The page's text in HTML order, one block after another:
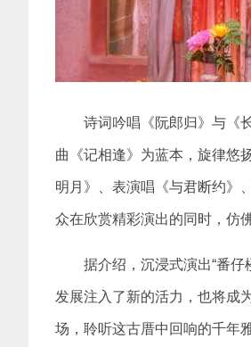
诗词吟唱《阮郎归》与《
曲《记相逢》为蓝本，旋律悠
明月》、表演唱《与君断约》
众在欣赏精彩演出的同时，仿
据介绍，沉浸式演出“番
发展注入了新的活力，也将成
场，聆听这古厝中回响的千年雅